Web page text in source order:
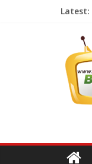
Latest: